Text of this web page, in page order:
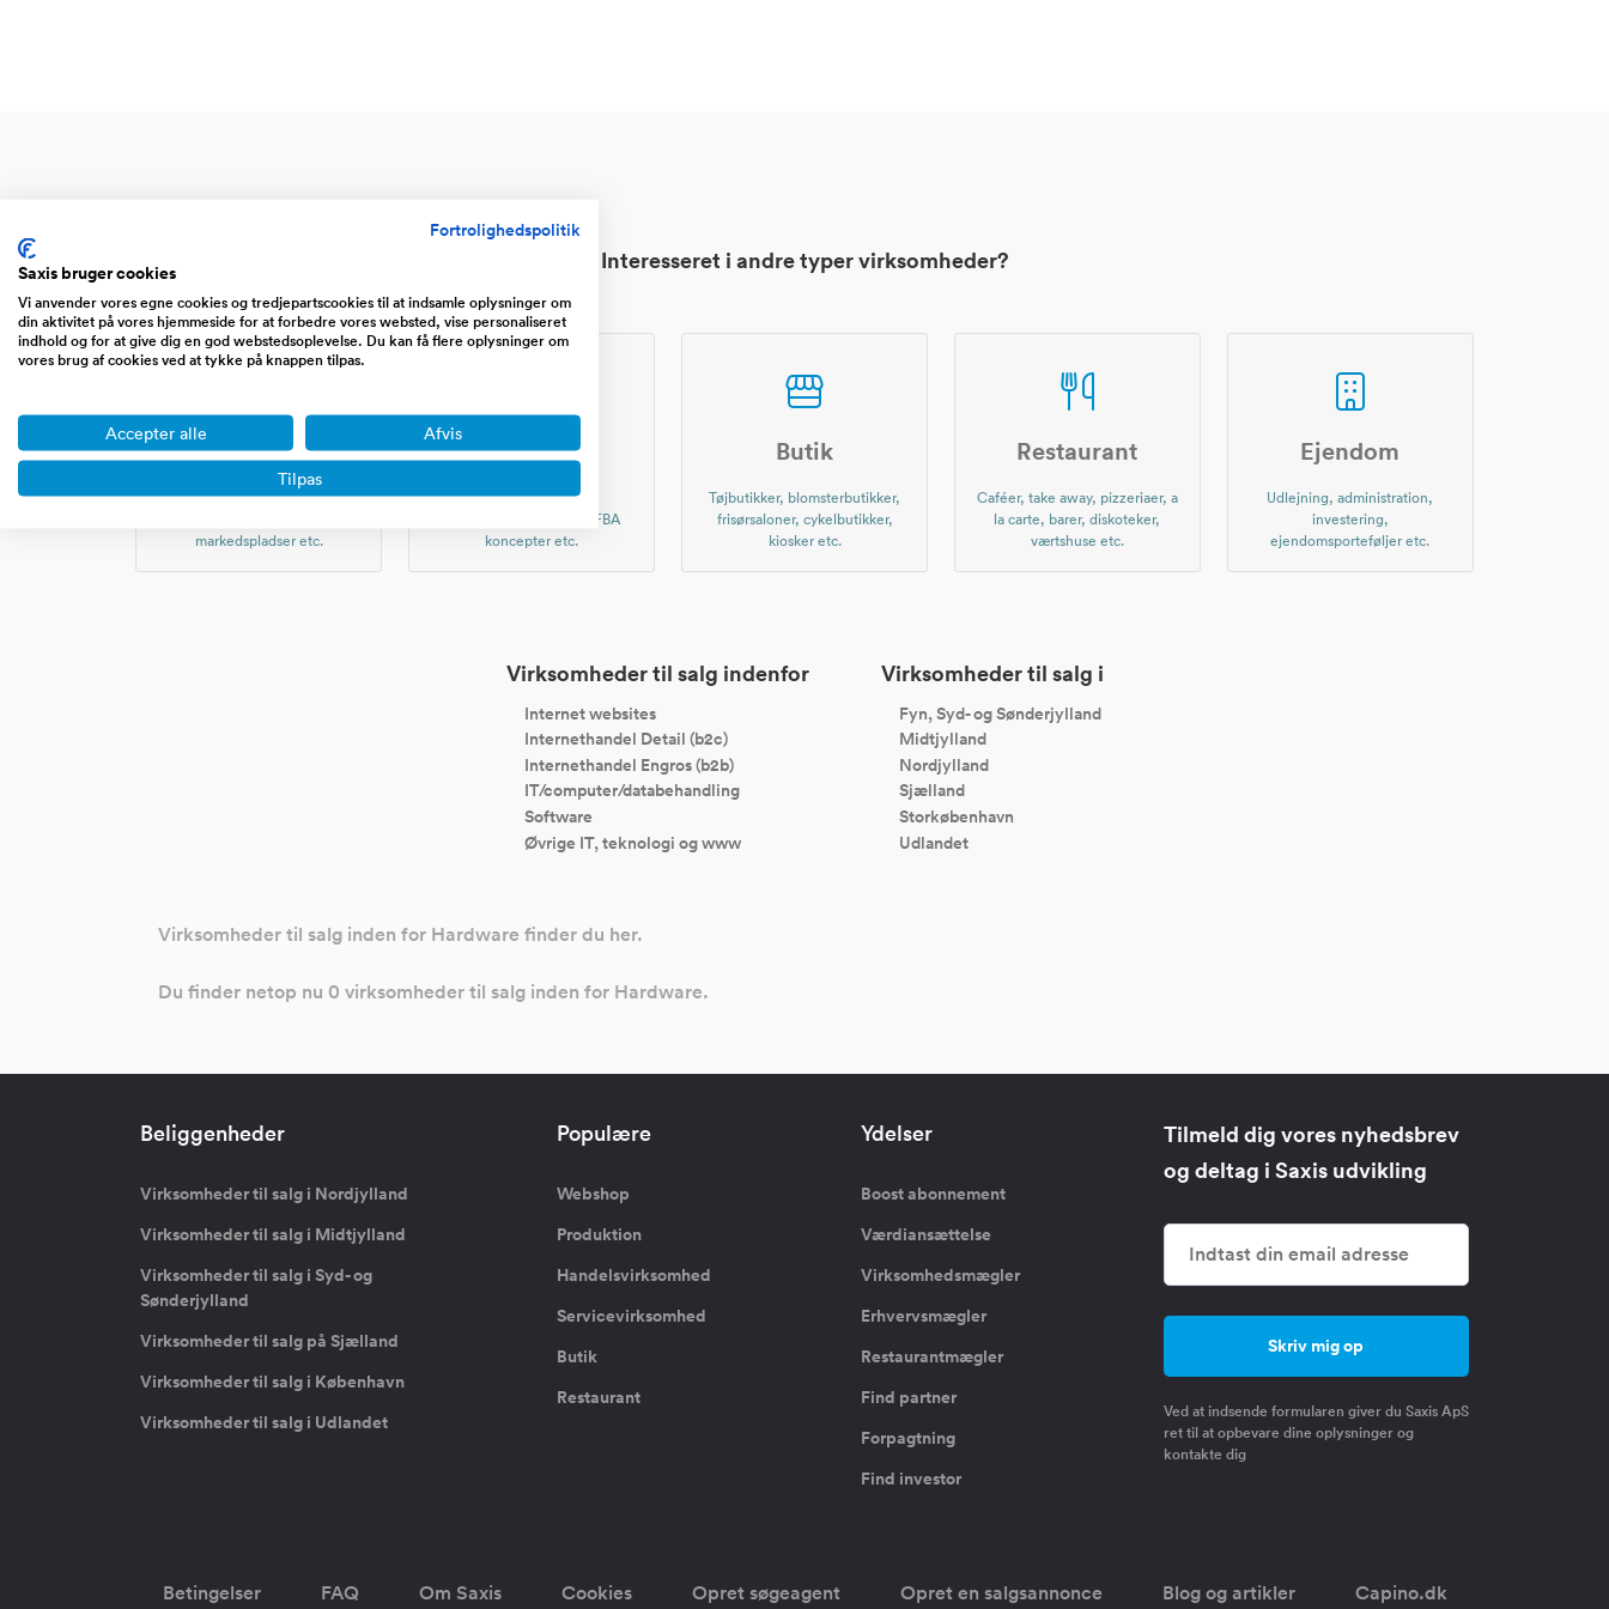
Interesseret i andre typer virksomheder?
Website
Portaler, community sites,
markedspladser etc.
Webshop
Handel over nettet,
dropshipping, Amazon FBA
koncepter etc.
Butik
Tøjbutikker, blomsterbutikker,
frisørsaloner, cykelbutikker,
kiosker etc.
Restaurant
Caféer, take away, pizzeriaer, a
la carte, barer, diskoteker,
værtshuse etc.
Ejendom
Udlejning, administration,
investering,
ejendomsporteføljer etc.
Virksomheder til salg indenfor
Internet websites
Internethandel Detail (b2c)
Internethandel Engros (b2b)
IT/computer/databehandling
Software
Øvrige IT, teknologi og www
Virksomheder til salg i
Fyn, Syd- og Sønderjylland
Midtjylland
Nordjylland
Sjælland
Storkøbenhavn
Udlandet
Virksomheder til salg inden for Hardware finder du her.
Du finder netop nu 0 virksomheder til salg inden for Hardware.
Beliggenheder
Virksomheder til salg i Nordjylland
Virksomheder til salg i Midtjylland
Virksomheder til salg i Syd- og
Sønderjylland
Virksomheder til salg på Sjælland
Virksomheder til salg i København
Virksomheder til salg i Udlandet
Populære
Webshop
Produktion
Handelsvirksomhed
Servicevirksomhed
Butik
Restaurant
Ydelser
Boost abonnement
Værdiansættelse
Virksomhedsmægler
Erhvervsmægler
Restaurantmægler
Find partner
Forpagtning
Find investor
Tilmeld dig vores nyhedsbrev
og deltag i Saxis udvikling
Ved at indsende formularen giver du Saxis ApS
ret til at opbevare dine oplysninger og
kontakte dig
Betingelser FAQ Om Saxis Cookies Opret søgeagent Opret en salgsannonce Blog og artikler Capino.dk
Fortrolighedspolitik
Saxis bruger cookies
Vi anvender vores egne cookies og tredjepartscookies til at indsamle oplysninger om
din aktivitet på vores hjemmeside for at forbedre vores websted, vise personaliseret
indhold og for at give dig en god webstedsoplevelse. Du kan få flere oplysninger om
vores brug af cookies ved at tykke på knappen tilpas.
Accepter alle Afvis
Tilpas